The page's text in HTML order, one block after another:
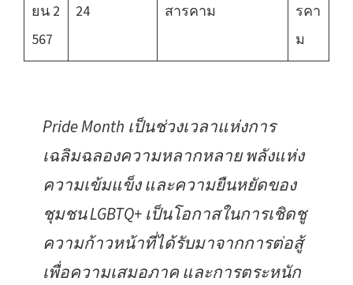
ยน 2
567
24
สารคาม
รคา
ม
Pride Month เป็นช่วงเวลาแห่งการ
เฉลิมฉลองความหลากหลาย พลังแห่ง
ความเข้มแข็ง และความยืนหยัดของ
ชุมชน LGBTQ+ เป็นโอกาสในการเชิดชู
ความก้าวหน้าที่ได้รับมาจากการต่อสู้
เพื่อความเสมอภาค และการตระหนัก